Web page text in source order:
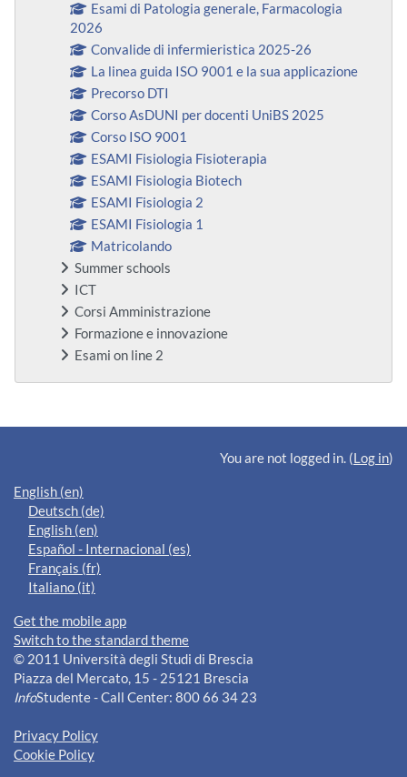
Esami di Patologia generale, Farmacologia
2026
Convalide di infermieristica 2025-26
La linea guida ISO 9001 e la sua applicazione
Precorso DTI
Corso AsDUNI per docenti UniBS 2025
Corso ISO 9001
ESAMI Fisiologia Fisioterapia
ESAMI Fisiologia Biotech
ESAMI Fisiologia 2
ESAMI Fisiologia 1
Matricolando
Summer schools
ICT
Corsi Amministrazione
Formazione e innovazione
Esami on line 2
Supplementary blocks
You are not logged in. (Log in)
English ‎(en)‎
Deutsch ‎(de)‎
English ‎(en)‎
Español - Internacional ‎(es)‎
Français ‎(fr)‎
Italiano ‎(it)‎
Get the mobile app
Switch to the standard theme
© 2011 Università degli Studi di Brescia
Piazza del Mercato, 15 - 25121 Brescia
InfoStudente - Call Center: 800 66 34 23
Privacy Policy
Cookie Policy